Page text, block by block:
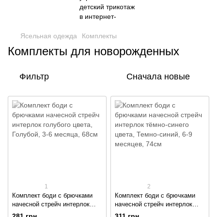
Ясельная одежда Комплекты
Комплекты для новорожденных
Фильтр Сначала новые
1
Комплект боди с брючками
начесной стрейч интерлок
голубого цвета
2
Комплект боди с брючками
начесной стрейч интерлок
тёмно-синего цвета